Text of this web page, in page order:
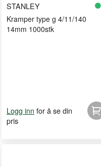
STANLEY
Kramper type g 4/11/140
14mm 1000stk
Logg inn for å se din
pris